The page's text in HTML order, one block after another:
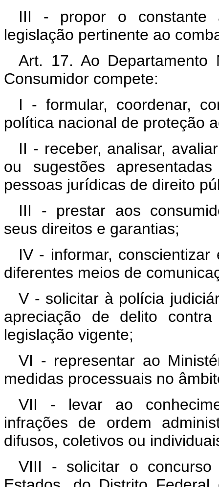
III - propor o constante
legislação pertinente ao
Art. 17. Ao
Consumidor compete:
I - formular, coordenar,
política nacional de proteção
II - receber, analisar,
ou sugestões
pessoas jurídicas de direito
III - prestar aos
seus direitos e garantias;
IV - informar,
diferentes meios de
V - solicitar à polícia
apreciação de delito
legislação vigente;
VI - representar ao
medidas processuais no
VII - levar ao
infrações de ordem
difusos, coletivos ou
VIII - solicitar o